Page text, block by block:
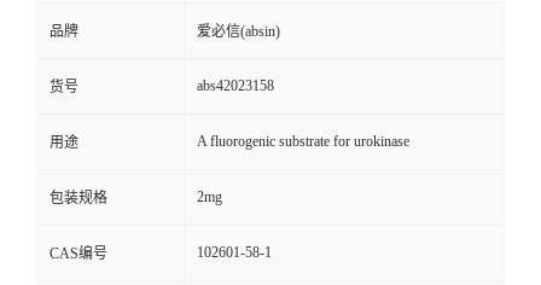
品牌 爱必信(absin)
货号 abs42023158
用途 A fluorogenic substrate for urokinase
包装规格 2mg
CAS编号 102601-58-1